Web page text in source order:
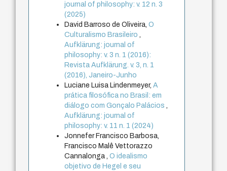
journal of philosophy: v. 12 n. 3
(2025)
David Barroso de Oliveira,O
Culturalismo Brasileiro,
Aufklärung: journal of
philosophy: v. 3 n. 1 (2016):
Revista Aufklärung. v. 3, n. 1
(2016), Janeiro-Junho
Luciane Luisa Lindenmeyer,A
prática filosófica no Brasil: em
diálogo com Gonçalo Palácios,
Aufklärung: journal of
philosophy: v. 11 n. 1 (2024)
Jonnefer Francisco Barbosa,
Francisco Malê Vettorazzo
Cannalonga ,O idealismo
objetivo de Hegel e seu